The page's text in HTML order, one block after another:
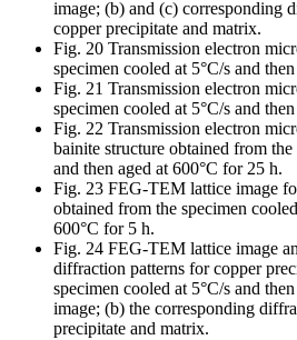
image; (b) and (c) corresponding
copper precipitate and matrix.
Fig. 20 Transmission electron
specimen cooled at 5°C/s and
Fig. 21 Transmission electron
specimen cooled at 5°C/s and
Fig. 22 Transmission electron
bainite structure obtained from
and then aged at 600°C for 25 h.
Fig. 23 FEG-TEM lattice image
obtained from the specimen
600°C for 5 h.
Fig. 24 FEG-TEM lattice image
diffraction patterns for copper
specimen cooled at 5°C/s and
image; (b) the corresponding
precipitate and matrix.